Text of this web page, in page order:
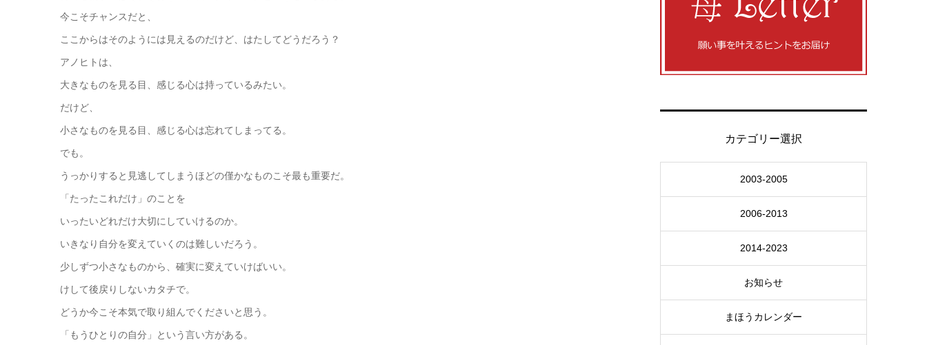
今こそチャンスだと、
ここからはそのようには見えるのだけど、はたしてどうだろう？
アノヒトは、
大きなものを見る目、感じる心は持っているみたい。
だけど、
小さなものを見る目、感じる心は忘れてしまってる。
でも。
うっかりすると見逃してしまうほどの僅かなものこそ最も重要だ。
「たったこれだけ」のことを
いったいどれだけ大切にしていけるのか。
いきなり自分を変えていくのは難しいだろう。
少しずつ小さなものから、確実に変えていけばいい。
けして後戻りしないカタチで。
どうか今こそ本気で取り組んでくださいと思う。
「もうひとりの自分」という言い方がある。
カテゴリー選択
2003-2005
2006-2013
2014-2023
お知らせ
まほうカレンダー